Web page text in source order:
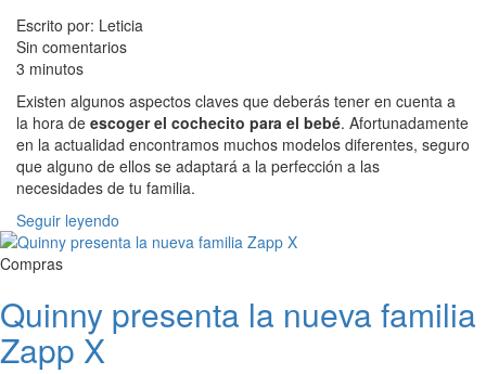
Escrito por: Leticia
Sin comentarios
3 minutos
Existen algunos aspectos claves que deberás tener en cuenta a
la hora de escoger el cochecito para el bebé. Afortunadamente
en la actualidad encontramos muchos modelos diferentes, seguro
que alguno de ellos se adaptará a la perfección a las
necesidades de tu familia.
Seguir leyendo
Compras
Quinny presenta la nueva familia
Zapp X